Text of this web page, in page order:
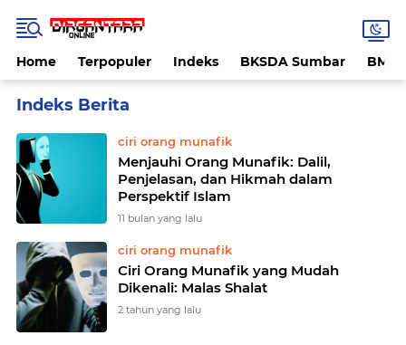
Home Terpopuler Indeks BKSDA Sumbar
ciri orang munafik
Menjauhi Orang Munafik: Dalil,
Penjelasan, dan Hikmah dalam
Perspektif Islam
11 bulan yang lalu
ciri orang munafik
Ciri Orang Munafik yang Mudah
Dikenali: Malas Shalat
2 tahun yang lalu